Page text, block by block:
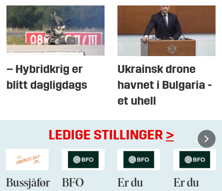
– Hybridkrig er
blitt dagligdags
Ukrainsk drone
havnet i Bulgaria -
et uhell
LEDIGE STILLINGER >
Bussjåfør
BFO
Er du
Er du